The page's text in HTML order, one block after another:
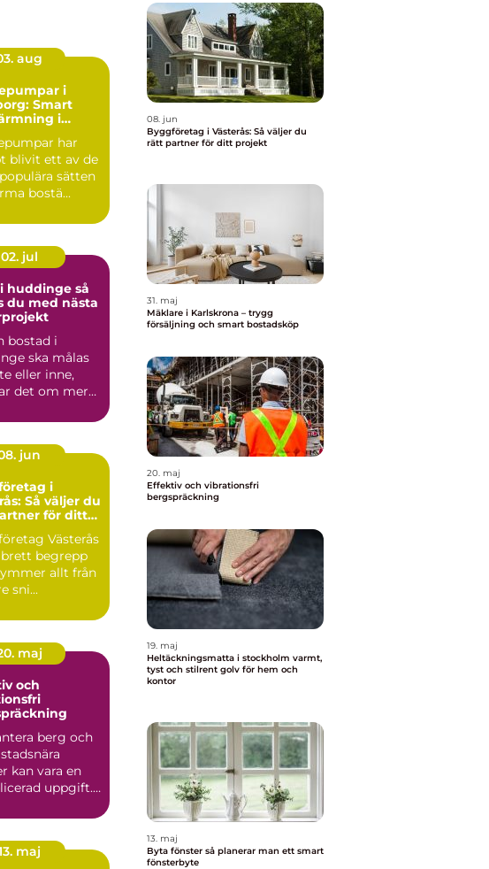
aug
i
Smart
i
har
blivit ett av de
sätten
bostä...
02. jul
så
du med nästa
bostad i
ska målas
eller inne,
det om mer
jun
i
Så väljer du
för ditt
Västerås
begrepp
allt från
sni...
maj
och
berg och
kan vara en
uppgift.
maj
08. jun
Byggföretag i Västerås: Så väljer du
rätt partner för ditt projekt
31. maj
Mäklare i Karlskrona – trygg
försäljning och smart bostadsköp
20. maj
Effektiv och vibrationsfri
bergspräckning
19. maj
Heltäckningsmatta i stockholm varmt,
tyst och stilrent golv för hem och
kontor
13. maj
Byta fönster så planerar man ett smart
fönsterbyte